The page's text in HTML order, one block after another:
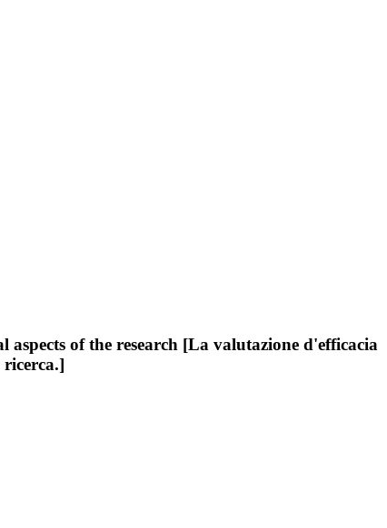
of the research [La valutazione d'efficacia